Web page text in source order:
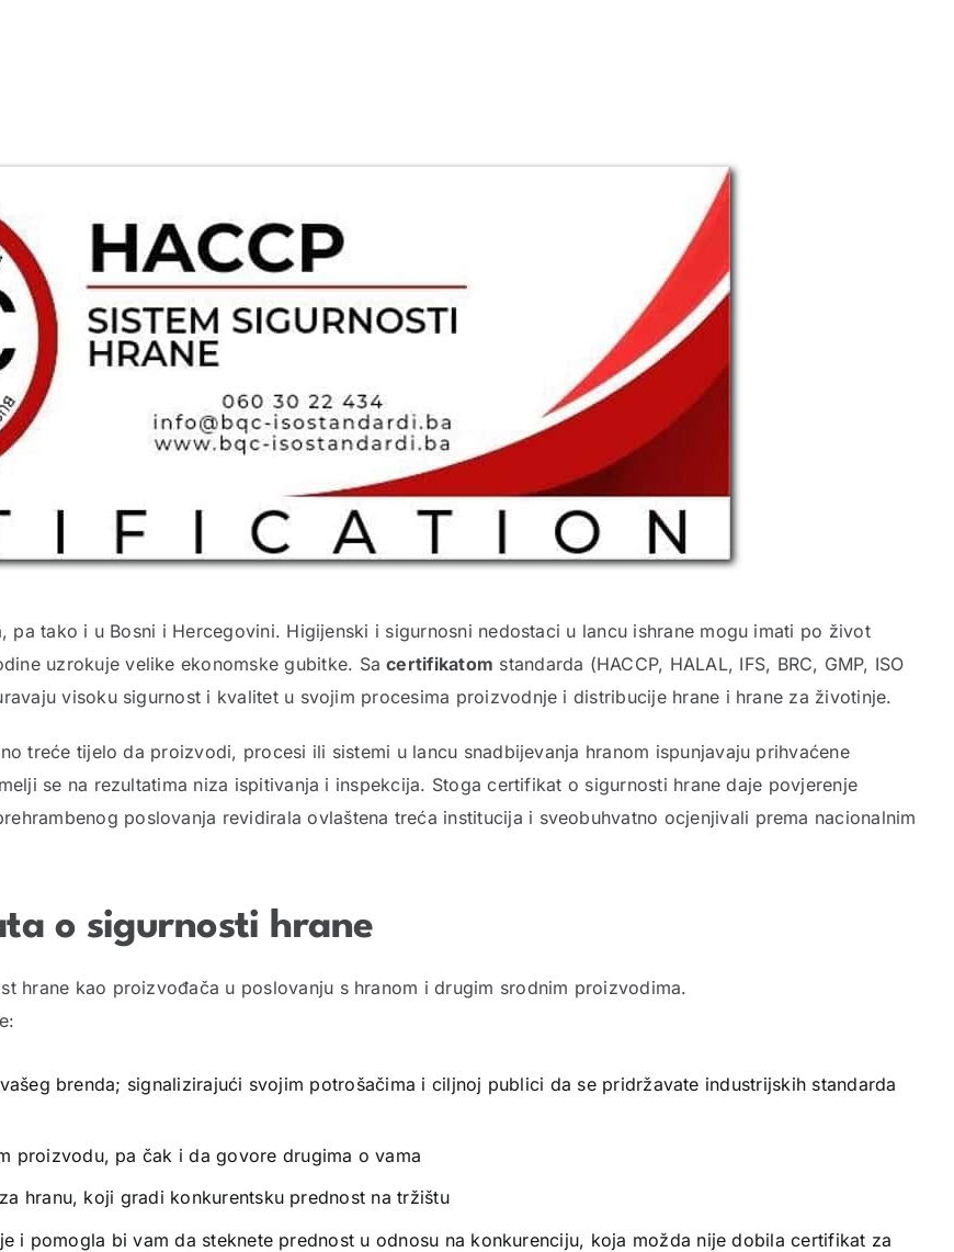
tako i u Bosni i Hercegovini. Higijenski i sigurnosni nedostaci u lancu ishrane mogu imati po život
uzrokuje velike ekonomske gubitke. Sacertifikatom standarda (HACCP, HALAL, IFS, BRC, GMP, ISO
visoku sigurnost i kvalitet u svojim procesima proizvodnje i distribucije hrane i hrane za životinje.
treće tijelo da proizvodi, procesi ili sistemi u lancu snadbijevanja hranom ispunjavaju prihvaćene
se na rezultatima niza ispitivanja i inspekcija. Stoga certifikat o sigurnosti hrane daje povjerenje
poslovanja revidirala ovlaštena treća institucija i sveobuhvatno ocjenjivali prema nacionalnim
o sigurnosti hrane
hrane kao proizvođača u poslovanju s hranom i drugim srodnim proizvodima.
brenda; signalizirajući svojim potrošačima i ciljnoj publici da se pridržavate industrijskih standarda
proizvodu, pa čak i da govore drugima o vama
hranu, koji gradi konkurentsku prednost na tržištu
i pomogla bi vam da steknete prednost u odnosu na konkurenciju, koja možda nije dobila certifikat za